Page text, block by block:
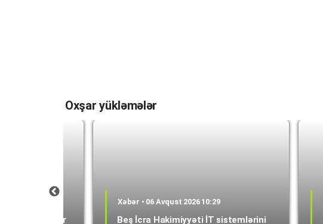
Oxşar yükləmələr
a rəhbər
Xəbər • 06 Avqust 2026 10:29
Beş İcra Hakimiyyəti İT sistemlərini